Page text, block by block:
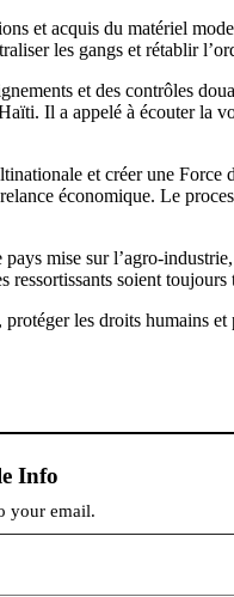
et acquis du matériel
les gangs et rétablir
et des contrôles
Il a appelé à écouter la
et créer une Force
économique. Le
mise sur l’agro-
soient
les droits humains
Info
your email.